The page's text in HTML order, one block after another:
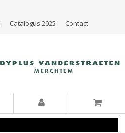
Catalogus 2025 Contact